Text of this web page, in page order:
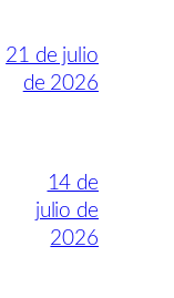
21 de julio
de 2026
14 de
julio de
2026